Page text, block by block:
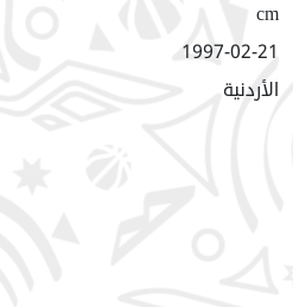
cm
1997-02-21
الأردنية